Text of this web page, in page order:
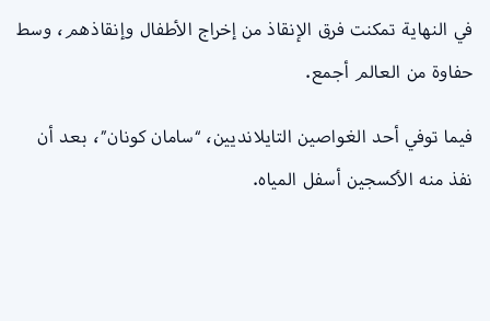
في النهاية تمكنت فرق الإنقاذ من إخراج الأطفال وإنقاذهم، وسط
حفاوة من العالم أجمع.
فيما توفي أحد الغواصين التايلانديين، “سامان كونان”، بعد أن
نفذ منه الأكسجين أسفل المياه.